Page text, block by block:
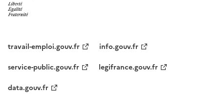
travail-emploi.gouv.fr
info.gouv.fr
service-public.gouv.fr
legifrance.gouv.fr
data.gouv.fr